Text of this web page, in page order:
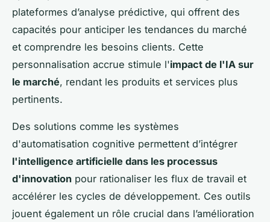
plateformes d’analyse prédictive, qui offrent des
capacités pour anticiper les tendances du marché
et comprendre les besoins clients. Cette
personnalisation accrue stimule l'impact de l'IA sur
le marché, rendant les produits et services plus
pertinents.
Des solutions comme les systèmes
d'automatisation cognitive permettent d’intégrer
l'intelligence artificielle dans les processus
d'innovation pour rationaliser les flux de travail et
accélérer les cycles de développement. Ces outils
jouent également un rôle crucial dans l’amélioration